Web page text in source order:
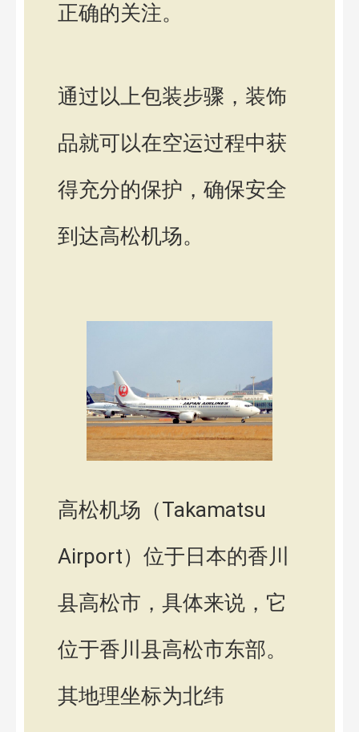
正确的关注。
通过以上包装步骤，装饰
品就可以在空运过程中获
得充分的保护，确保安全
到达高松机场。
高松机场（Takamatsu
Airport）位于日本的香川
县高松市，具体来说，它
位于香川县高松市东部。
其地理坐标为北纬